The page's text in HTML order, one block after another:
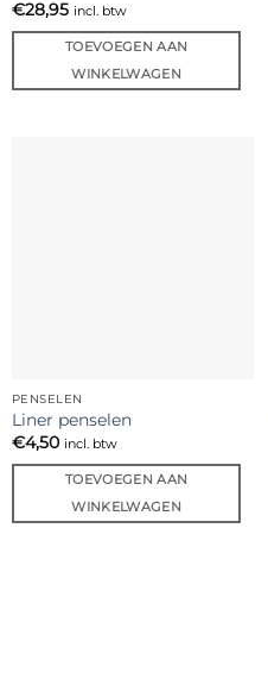
€28,95 incl. btw
TOEVOEGEN AAN
WINKELWAGEN
PENSELEN
Liner penselen
€4,50 incl. btw
TOEVOEGEN AAN
WINKELWAGEN